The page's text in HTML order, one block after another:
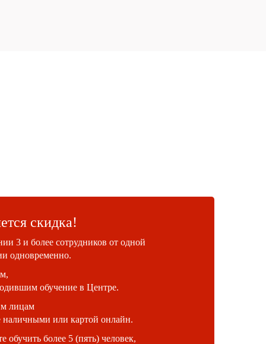
скидка!
3 и более сотрудников от одной
одновременно.
обучение в Центре.
лицам
наличными или картой онлайн.
обучить более 5 (пять) человек,